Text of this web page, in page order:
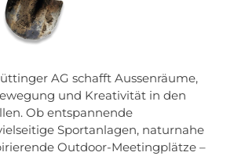
AG schafft Aussenräume,
und Kreativität in den
Ob entspannende
Sportanlagen, naturnahe
Outdoor-Meetingplätze –